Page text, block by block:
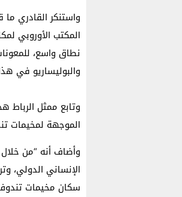
واستنكر القادري ما
المكتب الأوروبي
نطاق واسع،
والبوليساريو في
وتابع ممثل الرباط
الموجهة لمخيمات
وأضاف أنه “من خلال
سكان مخيمات